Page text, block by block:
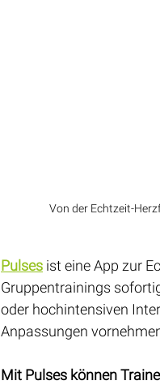
Von der Echtzeit-
Pulses ist eine App zur
Gruppentrainings
oder hochintensiven
Anpassungen
Mit Pulses können